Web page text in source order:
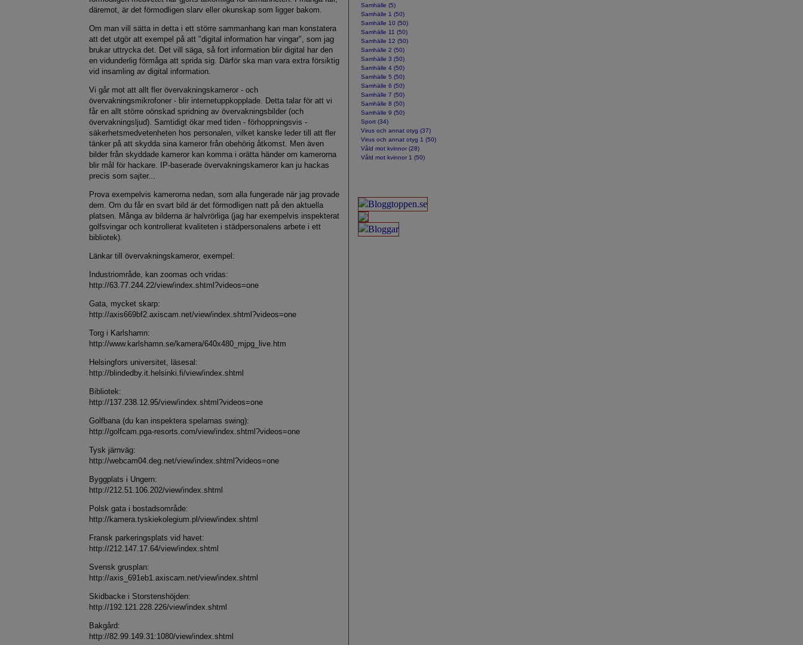
däremot, är det förmodligen slarv eller okunskap som ligger bakom.
Om man vill sätta in detta i ett större sammanhang kan man konstatera
att det utgör att exempel på att "digital information har vingar", som jag
brukar uttrycka det. Det vill säga, så fort information blir digital har den
en vidunderlig förmåga att sprida sig. Därför ska man vara extra försiktig
vid insamling av digital information.
Vi går mot att allt fler övervakningskameror - och
övervakningsmikrofoner - blir internetuppkopplade. Detta talar för att vi
får en allt större oönskad spridning av övervakningsbilder (och
övervakningsljud). Samtidigt ökar med tiden - förhoppningsvis -
säkerhetsmedvetenheten hos personalen, vilket kanske leder till att fler
tänker på att skydda sina kameror från obehörig åtkomst. Men även
bilder från skyddade kameror kan komma i orätta händer om kamerorna
blir mål för hackare. IP-baserade övervakningskameror kan ju hackas
precis som sajter...
Prova exempelvis kamerorna nedan, som alla fungerade när jag provade
dem. Om du får en svart bild är det förmodligen natt på den aktuella
platsen. Många av bilderna är halvrörliga (jag har exempelvis inspekterat
golfsvingar och kontrollerat kvaliteten i städpersonalens arbete i ett
bibliotek).
Länkar till övervakningskameror, exempel:
Industriområde, kan zoomas och vridas:
http://63.77.244.22/view/index.shtml?videos=one
Gata, mycket skarp:
http://axis669bf2.axiscam.net/view/index.shtml?videos=one
Torg i Karlshamn:
http://www.karlshamn.se/kamera/640x480_mjpg_live.htm
Helsingfors universitet, läsesal:
http://blindedby.it.helsinki.fi/view/index.shtml
Bibliotek:
http://137.238.12.95/view/index.shtml?videos=one
Golfbana (du kan inspektera spelarnas swing):
http://golfcam.pga-resorts.com/view/index.shtml?videos=one
Tysk järnväg:
http://webcam04.deg.net/view/index.shtml?videos=one
Byggplats i Ungern:
http://212.51.106.202/view/index.shtml
Polsk gata i bostadsområde:
http://kamera.tyskiekolegium.pl/view/index.shtml
Fransk parkeringsplats vid havet:
http://212.147.17.64/view/index.shtml
Svensk grusplan:
http://axis_691eb1.axiscam.net/view/index.shtml
Skidbacke i Storstenshöjden:
http://192.121.228.226/view/index.shtml
Bakgård:
http://82.99.149.31:1080/view/index.shtml
Samhälle (5)
Samhälle 1 (50)
Samhälle 10 (50)
Samhälle 11 (50)
Samhälle 12 (50)
Samhälle 2 (50)
Samhälle 3 (50)
Samhälle 4 (50)
Samhälle 5 (50)
Samhälle 6 (50)
Samhälle 7 (50)
Samhälle 8 (50)
Samhälle 9 (50)
Sport (34)
Virus och annat otyg (37)
Virus och annat otyg 1 (50)
Våld mot kvinnor (28)
Våld mot kvinnor 1 (50)